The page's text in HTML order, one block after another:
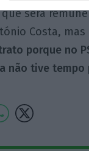
que será
Costa,
porque no
não tive